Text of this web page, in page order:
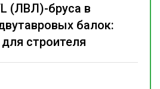
(ЛВЛ)-бруса в
балок:
строителя